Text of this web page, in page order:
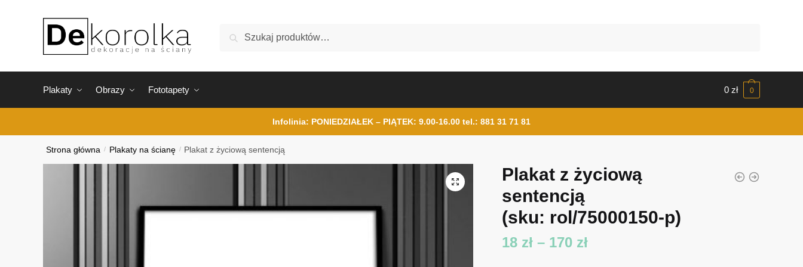
Szukaj
Plakaty Obrazy Fototapety 0 zł 0
Infolinia: PONIEDZIAŁEK – PIĄTEK: 9.00-16.00 tel.: 881 31 71 81
Strona główna / Plakaty na ścianę / Plakat z życiową sentencją
Plakat z życiową
sentencją
(sku: rol/75000150-p)
18 zł – 170 złZakres